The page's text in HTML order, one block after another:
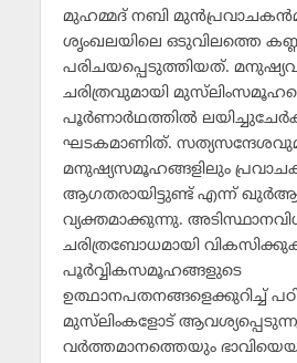
മുഹമ്മദ് നബി
ശൃംഖലയിലെ ഒടുവിലത്തെ
പരിചയപ്പെടുത്തിയത്.
ചരിത്രവുമായി
പൂര്‍ണാര്‍ഥത്തില്‍
ഘടകമാണിത്.
മനുഷ്യസമൂഹങ്ങളിലും
ആഗതരായിട്ടുണ്ട് എന്ന്
വ്യക്തമാക്കുന്നു.
ചരിത്രബോധമായി
പൂര്‍വ്വികസമൂഹങ്ങളുടെ
ഉത്ഥാനപതനങ്ങളെക്കുറിച്ച്
മുസ്‌ലിംകളോട്
വര്‍ത്തമാനത്തെയും